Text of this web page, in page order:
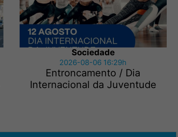
Sociedade
2026-08-06 16:29h
Entroncamento / Dia
Internacional da Juventude